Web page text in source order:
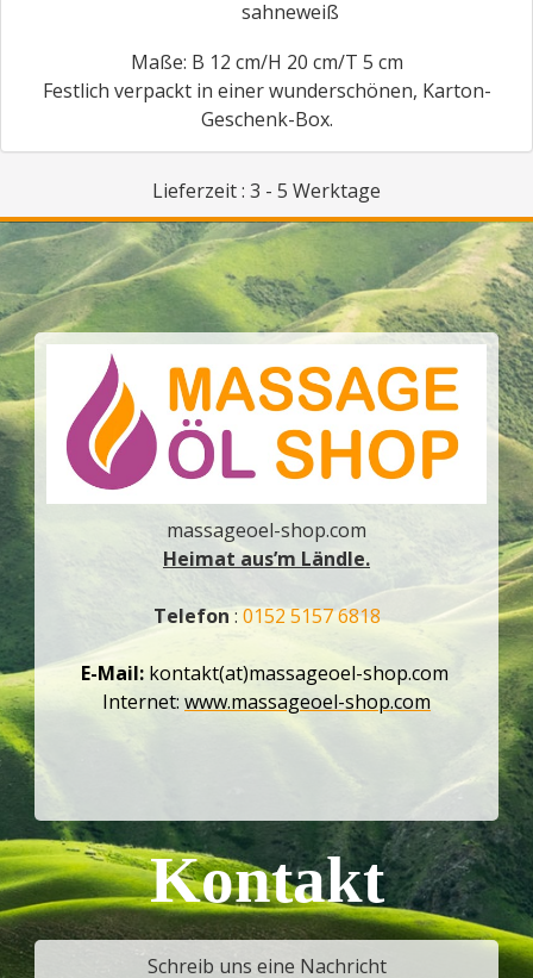
sahneweiß
Maße: B 12 cm/H 20 cm/T 5 cm
Festlich verpackt in einer wunderschönen, Karton-
Geschenk-Box.
Lieferzeit : 3 - 5 Werktage
massageoel-shop.com
Heimat aus’m Ländle.
Telefon: 0152 5157 6818
E-Mail: kontakt(at)massageoel-shop.com
Internet: www.massageoel-shop.com
Kontakt
Schreib uns eine Nachricht